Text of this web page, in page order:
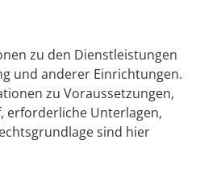
zu den Dienstleistungen
und anderer Einrichtungen.
zu Voraussetzungen,
erforderliche Unterlagen,
sind hier